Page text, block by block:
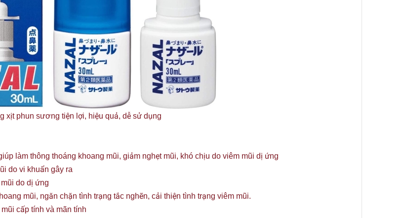
xịt phun sương tiện lợi, hiệu quả, dễ sử dụng
làm thông thoáng khoang mũi, giảm nghẹt mũi, khó chịu do viêm mũi dị ứng
do vi khuẩn gây ra
do dị ứng
mũi, ngăn chặn tình trạng tắc nghẽn, cải thiện tình trạng viêm mũi.
cấp tính và mãn tính